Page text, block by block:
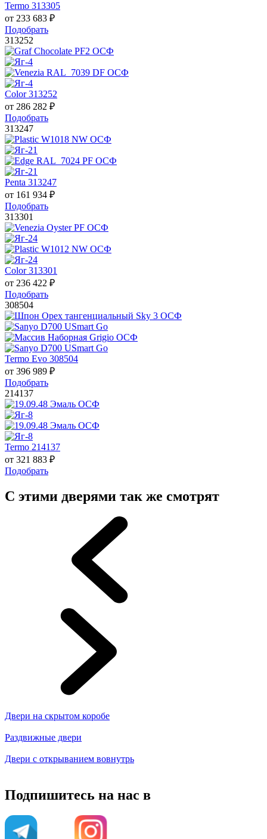
Termo 313305
от 233 683 ₽
Подобрать
313252
Color 313252
от 286 282 ₽
Подобрать
313247
Penta 313247
от 161 934 ₽
Подобрать
313301
Color 313301
от 236 422 ₽
Подобрать
308504
Termo Evo 308504
от 396 989 ₽
Подобрать
214137
Termo 214137
от 321 883 ₽
Подобрать
С этими дверями так же смотрят
Двери на скрытом коробе
Раздвижные двери
Двери с открыванием вовнутрь
Подпишитесь на нас в